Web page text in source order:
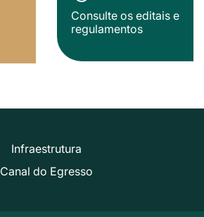
Consulte os editais e
regulamentos
Infraestrutura
Canal do Egresso